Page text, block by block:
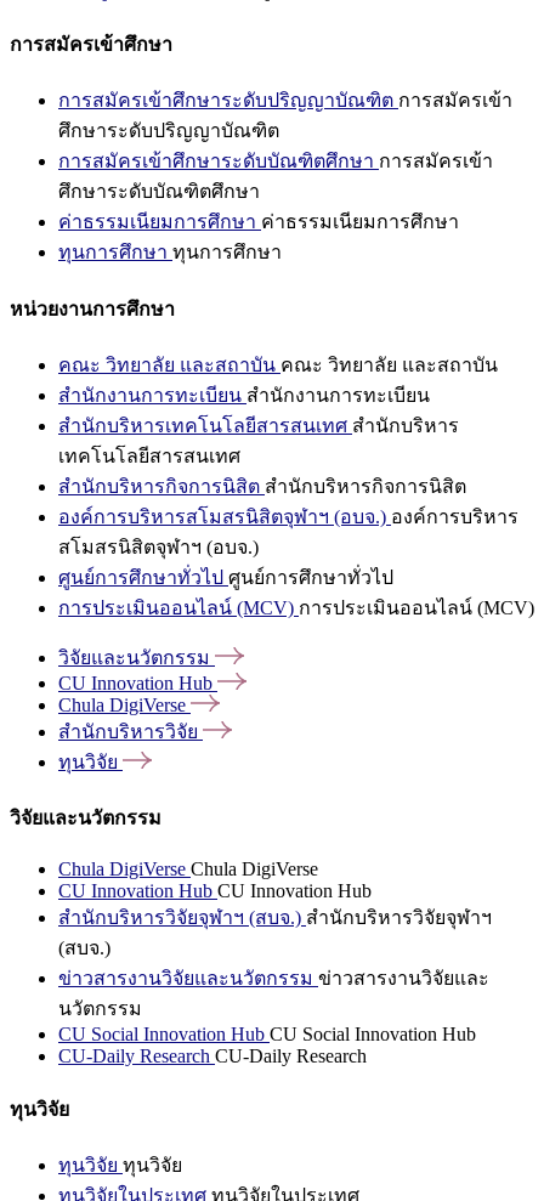
การสมัครเข้าศึกษา
การสมัครเข้าศึกษาระดับปริญญาบัณฑิต การสมัครเข้า
ศึกษาระดับปริญญาบัณฑิต
การสมัครเข้าศึกษาระดับบัณฑิตศึกษา การสมัครเข้า
ศึกษาระดับบัณฑิตศึกษา
ค่าธรรมเนียมการศึกษา ค่าธรรมเนียมการศึกษา
ทุนการศึกษา ทุนการศึกษา
หน่วยงานการศึกษา
คณะ วิทยาลัย และสถาบัน คณะ วิทยาลัย และสถาบัน
สำนักงานการทะเบียน สำนักงานการทะเบียน
สำนักบริหารเทคโนโลยีสารสนเทศ สำนักบริหาร
เทคโนโลยีสารสนเทศ
สำนักบริหารกิจการนิสิต สำนักบริหารกิจการนิสิต
องค์การบริหารสโมสรนิสิตจุฬาฯ (อบจ.) องค์การบริหาร
สโมสรนิสิตจุฬาฯ (อบจ.)
ศูนย์การศึกษาทั่วไป ศูนย์การศึกษาทั่วไป
การประเมินออนไลน์ (MCV) การประเมินออนไลน์ (MCV)
วิจัยและนวัตกรรม
CU Innovation Hub
Chula DigiVerse
สำนักบริหารวิจัย
ทุนวิจัย
วิจัยและนวัตกรรม
Chula DigiVerse Chula DigiVerse
CU Innovation Hub CU Innovation Hub
สำนักบริหารวิจัยจุฬาฯ (สบจ.) สำนักบริหารวิจัยจุฬาฯ
(สบจ.)
ข่าวสารงานวิจัยและนวัตกรรม ข่าวสารงานวิจัยและ
นวัตกรรม
CU Social Innovation Hub CU Social Innovation Hub
CU-Daily Research CU-Daily Research
ทุนวิจัย
ทุนวิจัย ทุนวิจัย
ทุนวิจัยในประเทศ ทุนวิจัยในประเทศ